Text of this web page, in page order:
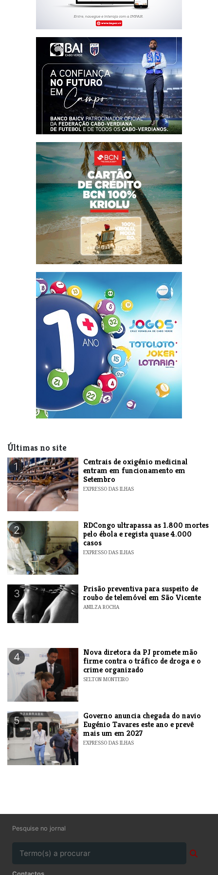
Últimas no site
1
Centrais de oxigénio medicinal
entram em funcionamento em
Setembro
EXPRESSO DAS ILHAS
2
RDCongo ultrapassa as 1.800 mortes
pelo ébola e regista quase 4.000
casos
EXPRESSO DAS ILHAS
3
Prisão preventiva para suspeito de
roubo de telemóvel em São Vicente
ANILZA ROCHA
4
Nova diretora da PJ promete mão
firme contra o tráfico de droga e o
crime organizado
SELTON MONTEIRO
5
Governo anuncia chegada do navio
Eugénio Tavares este ano e prevê
mais um em 2027
EXPRESSO DAS ILHAS
Pesquise no jornal